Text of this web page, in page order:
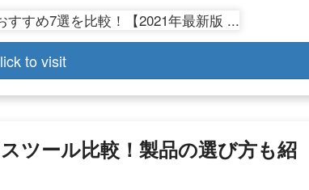
to visit
ツール比較！製品の選び方も紹